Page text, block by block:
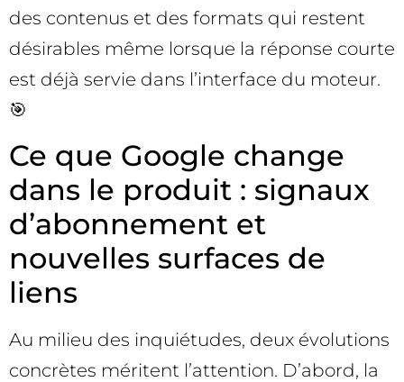
des contenus et des formats qui restent
désirables même lorsque la réponse courte
est déjà servie dans l’interface du moteur.
🎯
Ce que Google change
dans le produit : signaux
d’abonnement et
nouvelles surfaces de
liens
Au milieu des inquiétudes, deux évolutions
concrètes méritent l’attention. D’abord, la